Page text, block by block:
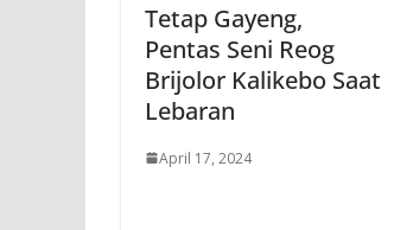
Tetap Gayeng,
Pentas Seni Reog
Brijolor Kalikebo Saat
Lebaran
April 17, 2024